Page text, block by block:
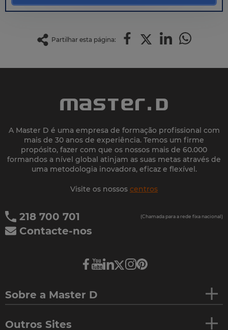
Partilhar esta página:
A Master D é uma empresa de formação profissional com
mais de 30 anos de experiência. Temos um firme
propósito, fazer com que os nossos mais de 60.000
formandos a nível global atinjam as suas metas através de
uma metodologia inovadora, eficaz e flexível.
Visite os nossos centros
218 700 701 (Chamada para a rede fixa nacional)
Contacte-nos
Sobre a Master D
Outros Sites